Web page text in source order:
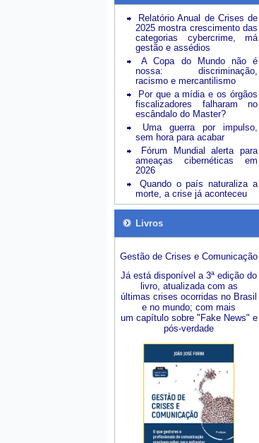
Relatório Anual de Crises de
2025 mostra crescimento das
categorias cybercrime, má
gestão e assédios
A Copa do Mundo não é
nossa: discriminação,
racismo e mercantilismo
Por que a mídia e os órgãos
fiscalizadores falharam no
escândalo do Master?
Uma guerra por impulso,
sem hora para acabar
Fórum Mundial alerta para
ameaças cibernéticas em
2026
Quando o país naturaliza a
morte, a crise já aconteceu
Livros
Gestão de Crises e Comunicação
Já está disponível a 3ª edição do
livro, atualizada com as
últimas crises ocorridas no Brasil
e no mundo; com mais
um capítulo sobre "Fake News" e
pós-verdade